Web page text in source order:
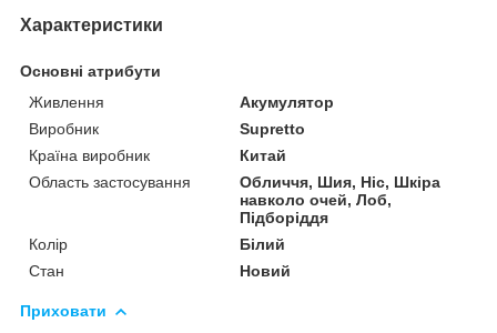
Характеристики
Основні атрибути
Живлення
Акумулятор
Виробник
Supretto
Країна виробник
Китай
Область застосування
Обличчя, Шия, Ніс, Шкіра
навколо очей, Лоб,
Підборіддя
Колір
Білий
Стан
Новий
Приховати